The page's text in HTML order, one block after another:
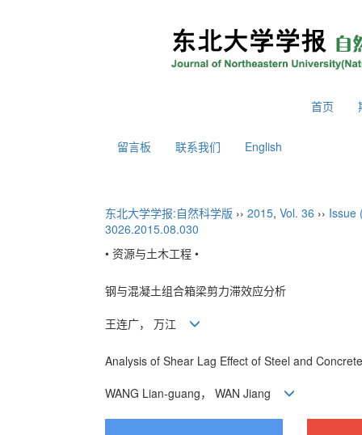
首页
留言板 联系我们 English
东北大学学报:自然科学版 ›› 2015, Vol. 36 ›› Issue
3026.2015.08.030
• 资源与土木工程 •
钢与混凝土组合箱梁剪力滞效应分析
王连广， 万江
Analysis of Shear Lag Effect of Steel and
WANG Lian-guang， WAN Jiang